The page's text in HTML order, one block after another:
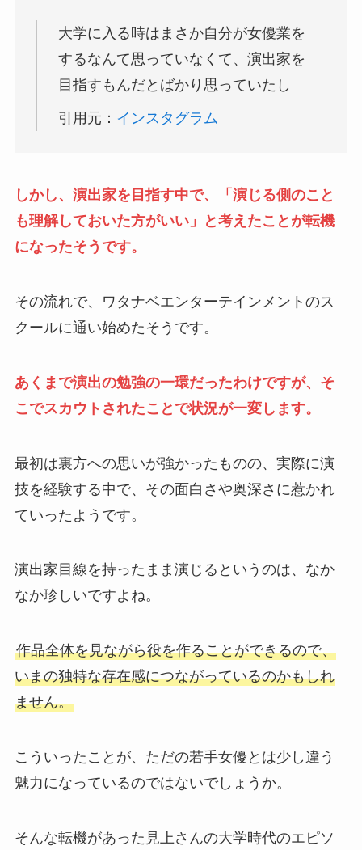
大学に入る時はまさか自分が女優業を
するなんて思っていなくて、演出家を
目指すもんだとばかり思っていたし
引用元： インスタグラム
しかし、演出家を目指す中で、「演じる側のこと
も理解しておいた方がいい」と考えたことが転機
になったそうです。
その流れで、ワタナベエンターテインメントのス
クールに通い始めたそうです。
あくまで演出の勉強の一環だったわけですが、そ
こでスカウトされたことで状況が一変します。
最初は裏方への思いが強かったものの、実際に演
技を経験する中で、その面白さや奥深さに惹かれ
ていったようです。
演出家目線を持ったまま演じるというのは、なか
なか珍しいですよね。
作品全体を見ながら役を作ることができるので、
いまの独特な存在感につながっているのかもしれ
ません。
こういったことが、ただの若手女優とは少し違う
魅力になっているのではないでしょうか。
そんな転機があった見上さんの大学時代のエピソ